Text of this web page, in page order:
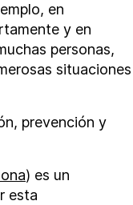
en
y en
personas,
situaciones
prevención y
) es un
esta